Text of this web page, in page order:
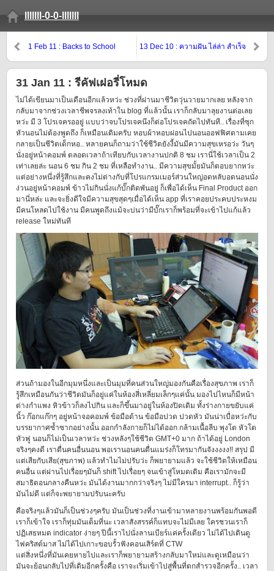
lllllll-0-0-lllllll
1 Feb 11 : Backs to School 13 Dec 10 : ความฝัน ไล่ล่า สำเร็จ
31 Jan 11 : รีคัฟเฝอรี่โหมด
ไม่ได้เขียนมาเป็นเดือนอีกแล้วหว่ะ ช่วงที่ผ่านมาชีวิตวุ่นวายมากเลย หลังจาก
กลับมาจากช่วงเวลาชีพจรลงเท้าใน blog ที่แล้วนั้น เราก็กลับมาลุยงานต่อเลย
หว่ะ มี 3 โปรเจครออยู่ แบบว่าจบโปรเจคนึงก็ต่อโปรเจคถัดไปทันที.. เรื่องที่ซุก
หัวนอนไม่ต้องพูดถึง ก็เหมือนเดิมครับ หอบผ้าหอบผ่อนไปนอนออฟฟิศตามเคย
กลายเป็นชีวิตเด็กหอ.. หลายคนก็ถามว่าใช้ชีวิตยังงี้มันมีความสุขเหรอว่ะ วันๆ
นั่งอยู่หน้าคอมพ์ ตลอดเวลาถ้าเทียบกับเวลางานปกติ 8 ชม เรานี่ใช้เวลาเป็น 2
เท่าเลยล่ะ นอน 6 ชม กิน 2 ชม ที่เหลือทำงาน.. มีความสุขมั้ยมันก็ตอบยากหว่ะ
แต่อย่างหนึ่งที่รู้สึกและคงไม่ต่างกับที่โปรแกรมเมอร์ส่วนใหญ่อดหลับอดนอนนั่ง
ง่วนอยู่หน้าคอมพ์ ข้าวไม่กินนั่งแก้บั๊กติดพันอยู่ ก็เพื่อได้เห็น Final Product ออก
มานี่หล่ะ และจะยิ่งดีใจมีความสุขสุดๆเมื่อได้เห็น app ที่เราคอยประคบประหงม
มีคนโหลดไปใช้งาน มีคนพูดถึงแม้จะบ่นว่ามีบั๊กเราก็พร้อมที่จะเข้าไปแก้แล้ว
release ใหม่ทันที
ส่วนถ้ามองในอีกมุมหนึ่งและเป็นมุมที่คนส่วนใหญ่มองกันคือเรื่องสุขภาพ เราก็
รู้สึกเหมือนกันว่าชีวิตมันก็อยู่แค่ในห้องสี่เหลี่ยมเล็กๆแค่นั้น มองไปไหนก็มีหน้า
ต่างกำแพง หิวข้าวก็ลงไปกิน และก็ขึ้นมาอยู่ในห้องปิดเดิม ทั้งร่างกายขยับแค่
นิ้ว ก๊อกแก๊กๆ อยู่หน้าจอคอมพ์ ข้อมือด้าน ข้อมือปวด ปวดหัว มันน่าเบื่อหว่ะกับ
บรรยากาศซ้ำซากอย่างนั้น ออกกำลังกายก็ไม่ได้ออก กล้ามเนื้อลีบ พุงโต หัวโต
หัวฟู นอนก็ไม่เป็นเวลาหว่ะ ช่วงหลังๆใช้ชีวิต GMT+0 มาก ถ้าได้อยู่ London
จริงๆคงดี เราตื่นคนอื่นนอน พอเรานอนคนตื่นแมร่งก็โทรมากันจังงงงง!! สรุป มี
แต่เสียกับเสีย(สุขภาพ) แล้วทำไมไม่ปรับว่ะ ก็พยายามแล้ว จะใช้ชีวิตให้เหมือน
คนอื่น แต่ผ่านไปเรื่อยๆมันก็ shift ไปเรื่อยๆ จนเข้าสู่โหมดเดิม คือเรามักจะมี
สมาธิตอนกลางคืนหว่ะ มันได้งานมากกว่าจริงๆ ไม่มีใครมา interrupt.. ก็รู้ว่า
มันไม่ดี แต่ก็จะพยายามปรับนะครับ
คือจริงๆแล้วมันก็เป็นช่วงๆครับ มันเป็นช่วงที่งานเข้ามาหลายงานพร้อมกันพอดี
เราก็เข้าใจ เราก็ทุ่มมันเต็มที่นะ เวลาสังสรรค์ก็แทบจะไม่มีเลย ใครชวนเราก็
ปฏิเสธหมด indicator ง่ายๆ ปีนี้เราไปนั่งลานเบียร์แค่ครั้งเดียว ไม่ได้ไปเดินดู
ไฟคริสต์มาส ไม่ได้ไปเกาะขอบรั้วฟังคอนเสิร์ตที่ CTW
แต่สิ่งหนึ่งที่มันเคยหายไปและเราก็พยายามสร้างกลับมาใหม่และดูเหมือนว่า
มันจะย้อนกลับไปที่เดิมอีกครั้งคือ เราจะเริ่มเข้าไปสู่พื้นที่ตกสำรวจอีกครั้ง.. เวลา